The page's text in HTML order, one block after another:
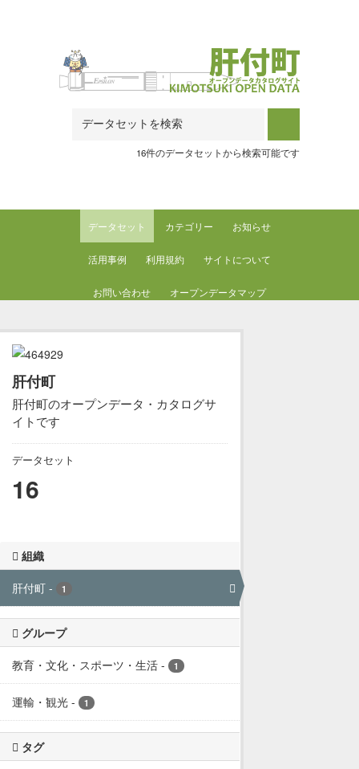
16件のデータセットから検索可能です
データセット カテゴリー お知らせ
活用事例 利用規約 サイトについて
お問い合わせ オープンデータマップ
肝付町
肝付町のオープンデータ・カタログサ
イトです
データセット
16
組織
肝付町 - 1
グループ
教育・文化・スポーツ・生活 - 1
運輸・観光 - 1
タグ